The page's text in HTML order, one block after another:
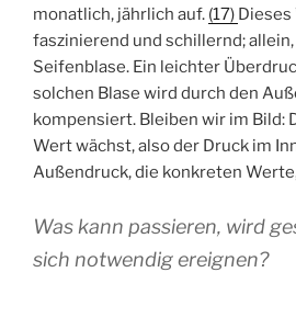
monatlich, jährlich auf. (17)
faszinierend und schillernd;
Seifenblase. Ein leichter
solchen Blase wird durch den
kompensiert. Bleiben wir im Bild:
Wert wächst, also der Druck im
Außendruck, die konkreten
Was kann passieren, wird
sich notwendig ereignen?